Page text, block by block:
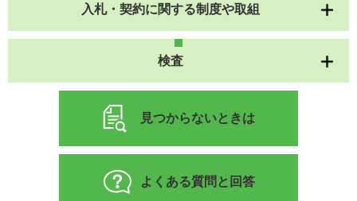
入札・契約に関する制度や取組
検査
見つからないときは
よくある質問と回答